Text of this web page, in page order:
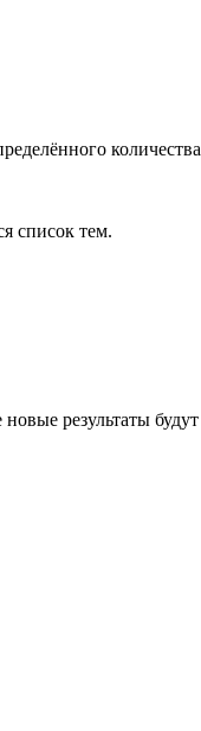
список тем.
результаты